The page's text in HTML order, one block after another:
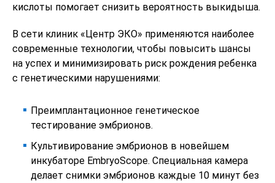
кислоты помогает снизить вероятность выкидыша.
В сети клиник «Центр ЭКО» применяются наиболее
современные технологии, чтобы повысить шансы
на успех и минимизировать риск рождения ребенка
с генетическими нарушениями:
Преимплантационное генетическое
тестирование эмбрионов.
Культивирование эмбрионов в новейшем
инкубаторе EmbryoScope. Специальная камера
делает снимки эмбрионов каждые 10 минут без